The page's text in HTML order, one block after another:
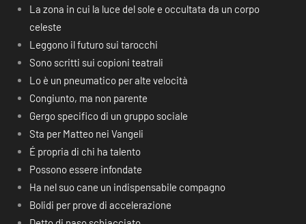
La zona in cui la luce del sole e occultata da un corpo
celeste
Leggono il futuro sui tarocchi
Sono scritti sui copioni teatrali
Lo è un pneumatico per alte velocità
Congiunto, ma non parente
Gergo specifico di un gruppo sociale
Sta per Matteo nei Vangeli
É propria di chi ha talento
Possono essere infondate
Ha nel suo cane un indispensabile compagno
Bolidi per prove di accelerazione